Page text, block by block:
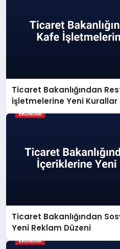
Ticaret Bakanlığından
İşletmelerine Yeni Kurallar
Ticaret Bakanlığından
Yeni Reklam Düzeni